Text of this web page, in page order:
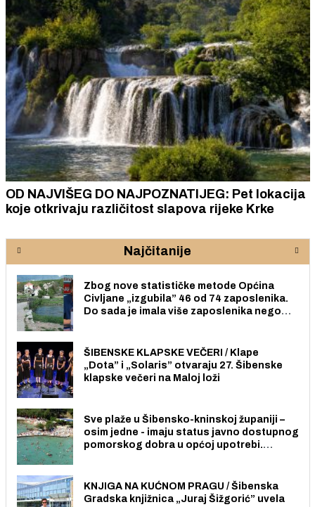
OD NAJVIŠEG DO NAJPOZNATIJEG: Pet lokacija
koje otkrivaju različitost slapova rijeke Krke
Najčitanije
Zbog nove statističke metode Općina
Civljane „izgubila” 46 od 74 zaposlenika.
Do sada je imala više zaposlenika nego
ŠIBENSKE KLAPSKE VEČERI / Klape
„Dota” i „Solaris” otvaraju 27. Šibenske
klapske večeri na Maloj loži
Sve plaže u Šibensko-kninskoj županiji –
osim jedne - imaju status javno dostupnog
pomorskog dobra u općoj upotrebi.
KNJIGA NA KUĆNOM PRAGU / Šibenska
Gradska knjižnica „Juraj Šižgorić” uvela